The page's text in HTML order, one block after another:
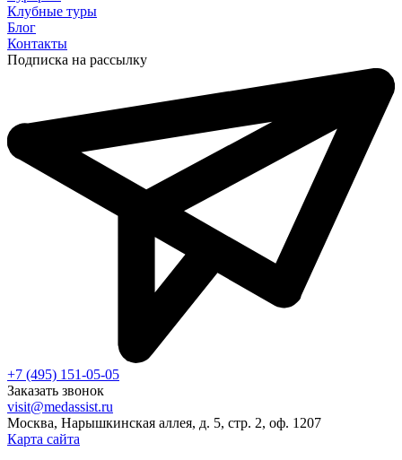
Клубные туры
Блог
Контакты
Подписка на рассылку
+7 (495) 151-05-05
Заказать звонок
visit@medassist.ru
Москва, Нарышкинская аллея, д. 5, стр. 2, оф. 1207
Карта сайта